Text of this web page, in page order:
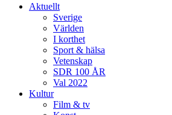
Aktuellt
Sverige
Världen
I korthet
Sport & hälsa
Vetenskap
SDR 100 ÅR
Val 2022
Kultur
Film & tv